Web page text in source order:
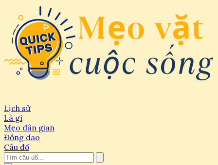
Lịch sử
Là gì
Mẹo dân gian
Đồng dao
Câu đố